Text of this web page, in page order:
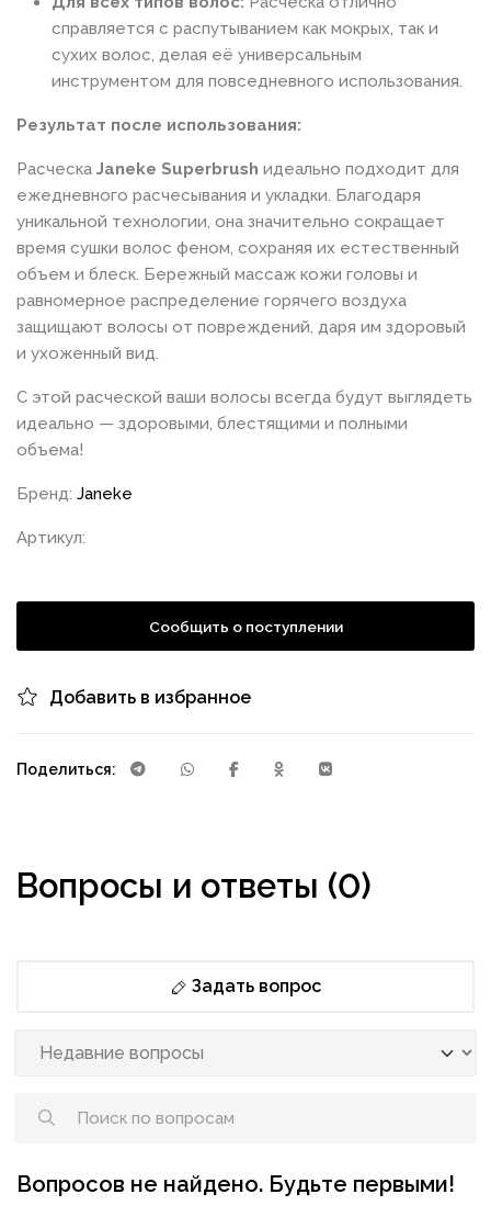
справляется с распутыванием как мокрых, так и
сухих волос, делая её универсальным
инструментом для повседневного использования.
Результат после использования:
Расческа Janeke Superbrush идеально подходит для
ежедневного расчесывания и укладки. Благодаря
уникальной технологии, она значительно сокращает
время сушки волос феном, сохраняя их естественный
объем и блеск. Бережный массаж кожи головы и
равномерное распределение горячего воздуха
защищают волосы от повреждений, даря им здоровый
и ухоженный вид.
С этой расческой ваши волосы всегда будут выглядеть
идеально — здоровыми, блестящими и полными
объема!
Бренд: Janeke
Артикул:
Сообщить о поступлении
Добавить в избранное
Поделиться:
Вопросы и ответы (0)
Задать вопрос
Вопросов не найдено. Будьте первыми!